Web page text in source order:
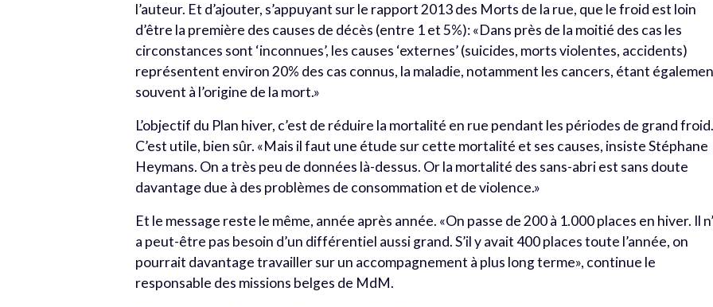
l’auteur. Et d’ajouter, s’appuyant sur le rapport 2013 des Morts de la rue, que le froid est loin
d’être la première des causes de décès (entre 1 et 5%): «Dans près de la moitié des cas les
circonstances sont ‘inconnues’, les causes ‘externes’ (suicides, morts violentes, accidents)
représentent environ 20% des cas connus, la maladie, notamment les cancers, étant
souvent à l’origine de la mort.»
L’objectif du Plan hiver, c’est de réduire la mortalité en rue pendant les périodes de grand froid.
C’est utile, bien sûr. «Mais il faut une étude sur cette mortalité et ses causes, insiste Stéphane
Heymans. On a très peu de données là-dessus. Or la mortalité des sans-abri est sans doute
davantage due à des problèmes de consommation et de violence.»
Et le message reste le même, année après année. «On passe de 200 à 1.000 places en hiver. Il
a peut-être pas besoin d’un différentiel aussi grand. S’il y avait 400 places toute l’année, on
pourrait davantage travailler sur un accompagnement à plus long terme», continue le
responsable des missions belges de MdM.